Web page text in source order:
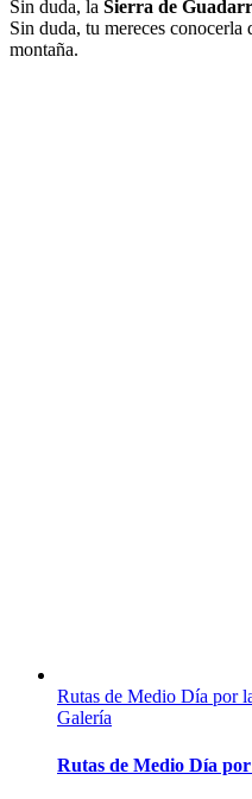
Sin duda, la Sierra de
Sin duda, tu mereces conocerla
montaña.
Rutas de Medio Día por
Galería
Rutas de Medio Día